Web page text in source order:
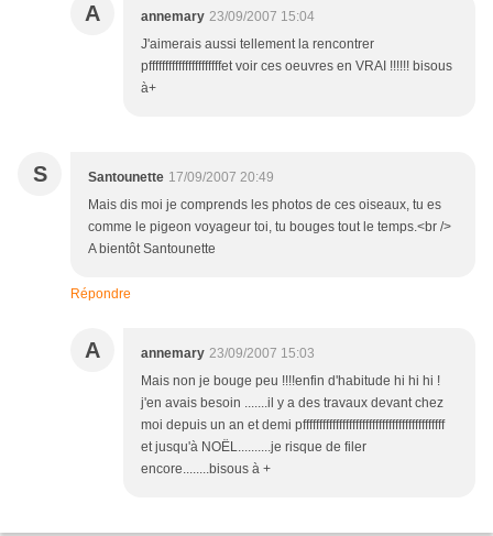
A annemary 23/09/2007 15:04
J'aimerais aussi tellement la rencontrer
pffffffffffffffffffffffet voir ces oeuvres en VRAI !!!!!! bisous
à+
S Santounette 17/09/2007 20:49
Mais dis moi je comprends les photos de ces oiseaux, tu es
comme le pigeon voyageur toi, tu bouges tout le temps.<br />
A bientôt Santounette
Répondre
A annemary 23/09/2007 15:03
Mais non je bouge peu !!!!enfin d'habitude hi hi hi !
j'en avais besoin .......il y a des travaux devant chez
moi depuis un an et demi pfffffffffffffffffffffffffffffffffffffffffff
et jusqu'à NOËL..........je risque de filer
encore........bisous à +